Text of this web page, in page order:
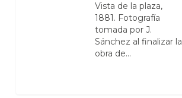
Vista de la plaza,
1881. Fotografía
tomada por J.
Sánchez al finalizar la
obra de…